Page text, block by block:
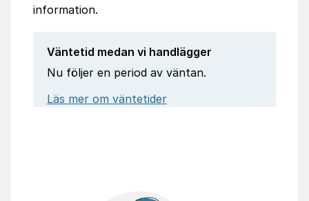
information.
Väntetid medan vi handlägger
Nu följer en period av väntan.
Läs mer om väntetider